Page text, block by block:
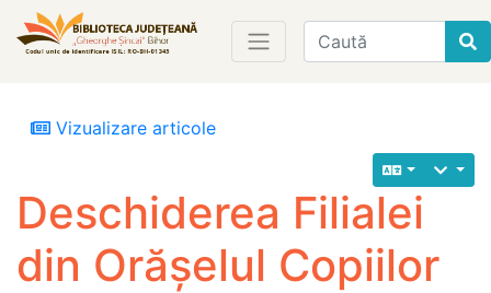
Find
Vizualizare articole
Deschiderea Filialei
din Orășelul Copiilor